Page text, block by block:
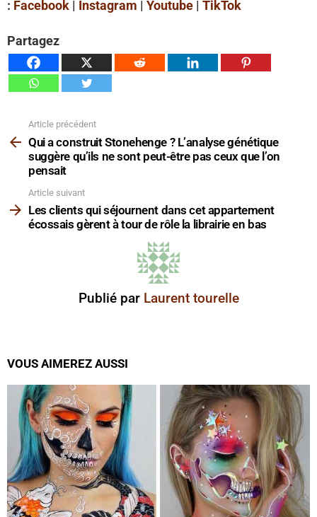
: Facebook | Instagram | Youtube | TikTok
Partagez
plus
Article précédent
Qui a construit Stonehenge ? L’analyse génétique
suggère qu’ils ne sont peut-être pas ceux que l’on
pensait
Article suivant
Les clients qui séjournent dans cet appartement
écossais gèrent à tour de rôle la librairie en bas
Publié par Laurent tourelle
VOUS AIMEREZ AUSSI